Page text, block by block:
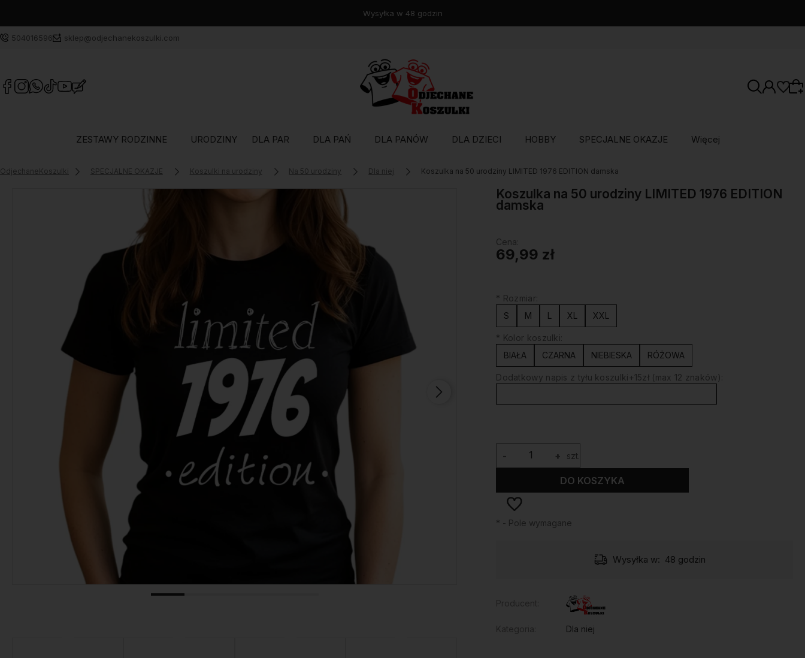
Wysyłka w 48 godzin
504016596 sklep@odjechanekoszulki.com
oferty lub zaloguj się, aby przywrócić dodane
produkty do listy z poprzedniej sesji.
ZESTAWY RODZINNE URODZINY DLA PAR DLA PAŃ DLA PANÓW DLA DZIECI HOBBY SPECJALNE OKAZJE Więcej
OdjechaneKoszulki SPECJALNE OKAZJE Koszulki na urodziny Na 50 urodziny Dla niej Koszulka na 50 urodziny LIMITED 1976 EDITION damska
Koszulka na 50 urodziny LIMITED 1976 EDITION
damska
Cena:
69,99 zł
* Rozmiar:
S
M L XL XXL
* Kolor koszulki:
BIAŁA
CZARNA NIEBIESKA RÓŻOWA
Dodatkowy napis z tyłu koszulki+15zł (max 12 znaków):
+
- szt.
DO KOSZYKA
* - Pole wymagane
- Orlen Paczka Wysyłka w: 48 godzin
Dla niej